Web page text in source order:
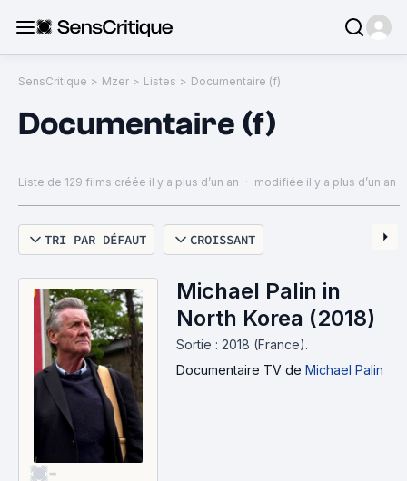
SensCritique > Mzer > Listes > Documentaire (f)
Documentaire (f)
Liste de 129 films créée il y a plus d’un an · modifiée il y a plus d’un an
TRI PAR DÉFAUT CROISSANT
-
Michael Palin in
North Korea (2018)
Sortie : 2018 (France).
Documentaire TV de Michael Palin